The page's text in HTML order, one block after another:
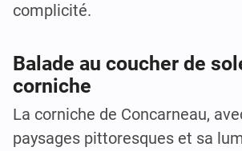
complicité.
Balade au coucher de
corniche
La corniche de Concarneau,
paysages pittoresques et sa